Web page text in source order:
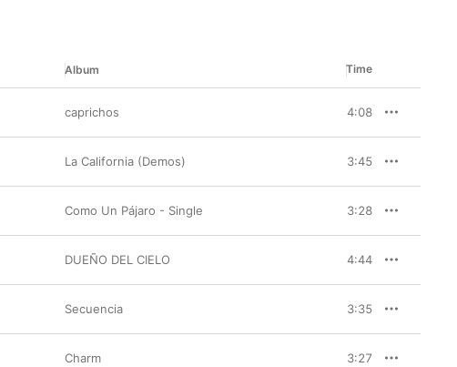
Album Time
caprichos 4:08
La California (Demos) 3:45
Como Un Pájaro - Single 3:28
DUEÑO DEL CIELO 4:44
Secuencia 3:35
Charm 3:27